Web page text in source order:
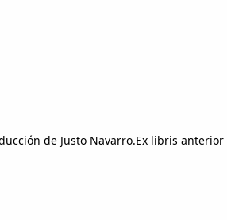
de Justo Navarro.Ex libris